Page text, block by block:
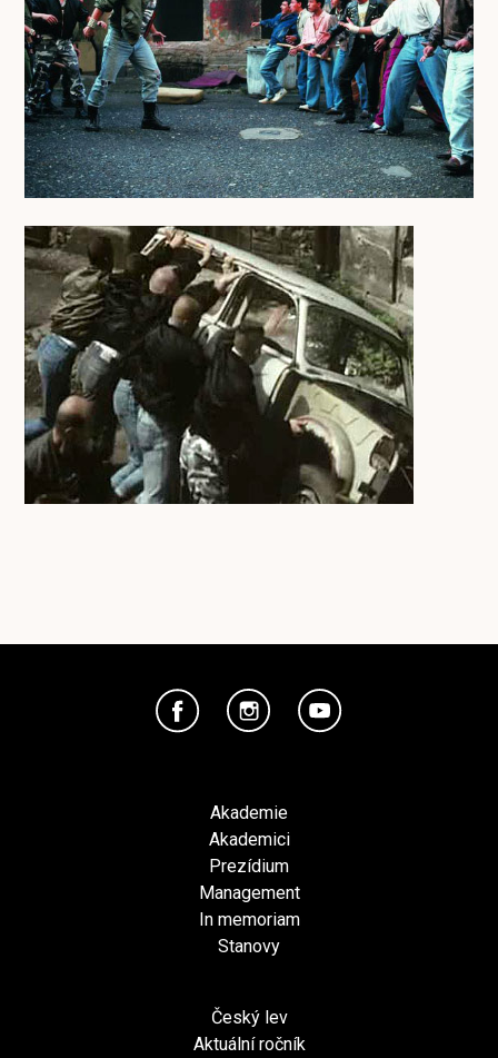
Akademie
Akademici
Prezídium
Management
In memoriam
Stanovy
Český lev
Aktuální ročník